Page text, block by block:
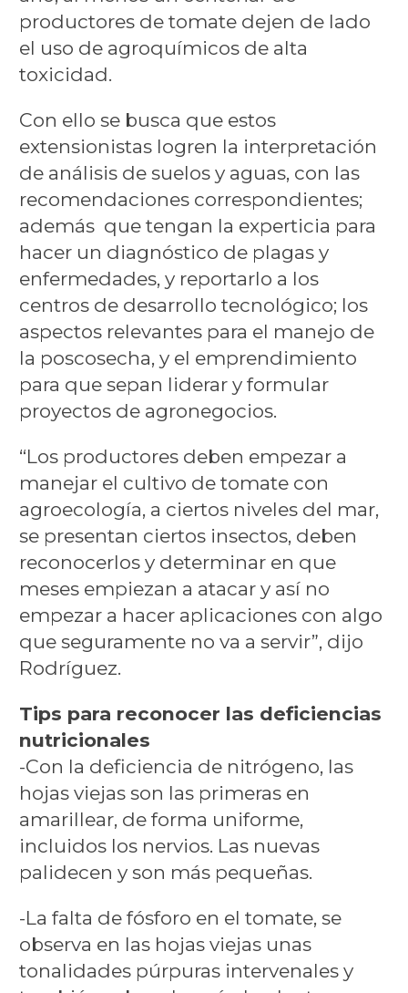
productores de tomate dejen de lado
el uso de agroquímicos de alta
toxicidad.
Con ello se busca que estos
extensionistas logren la interpretación
de análisis de suelos y aguas, con las
recomendaciones correspondientes;
además que tengan la experticia para
hacer un diagnóstico de plagas y
enfermedades, y reportarlo a los
centros de desarrollo tecnológico; los
aspectos relevantes para el manejo de
la poscosecha, y el emprendimiento
para que sepan liderar y formular
proyectos de agronegocios.
“Los productores deben empezar a
manejar el cultivo de tomate con
agroecología, a ciertos niveles del mar,
se presentan ciertos insectos, deben
reconocerlos y determinar en que
meses empiezan a atacar y así no
empezar a hacer aplicaciones con algo
que seguramente no va a servir”, dijo
Rodríguez.
Tips para reconocer las deficiencias
nutricionales
-Con la deficiencia de nitrógeno, las
hojas viejas son las primeras en
amarillear, de forma uniforme,
incluidos los nervios. Las nuevas
palidecen y son más pequeñas.
-La falta de fósforo en el tomate, se
observa en las hojas viejas unas
tonalidades púrpuras intervenales y